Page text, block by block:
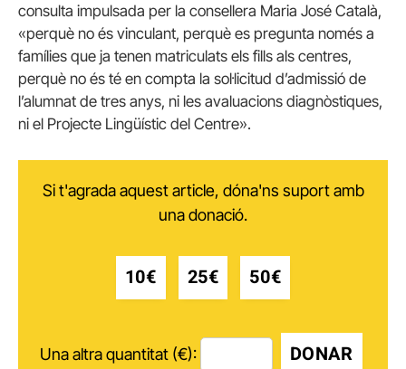
consulta impulsada per la consellera Maria José Català,
«perquè no és vinculant, perquè es pregunta només a
famílies que ja tenen matriculats els fills als centres,
perquè no és té en compta la sol·licitud d’admissió de
l’alumnat de tres anys, ni les avaluacions diagnòstiques,
ni el Projecte Lingüístic del Centre».
Si t'agrada aquest article, dóna'ns suport amb
una donació.
10€ 25€ 50€
Una altra quantitat (€): DONAR